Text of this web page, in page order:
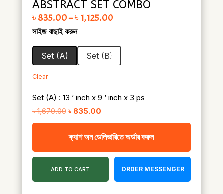
ABSTRACT SET COMBO
৳ 835.00–৳ 1,125.00Price range: ৳ 835.00 through ৳ 1,125.00
সাইজ বাছাই করুন
Set (A) Set (B)
Clear
Set (A) : 13 ‘ inch x 9 ‘ inch x 3 ps
৳1,670.00 Original
price
was:
৳ 1,670.00.
৳ 835.00Current
price
is:
৳ 835.00.
ক্যাশ অন ডেলিভারিতে অর্ডার করুন
ADD TO CART ORDER MESSENGER